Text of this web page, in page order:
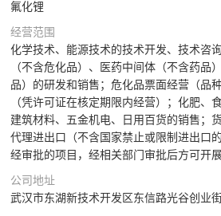
氟化锂
经营范围
化学技术、能源技术的技术开发、技术咨
（不含危化品）、医药中间体（不含药品
品）的研发和销售；危化品票面经营（品
（凭许可证在核定期限内经营）；化肥、
建筑材料、五金机电、日用百货的销售；
代理进出口（不含国家禁止或限制进出口
经审批的项目，经相关部门审批后方可开
公司地址
武汉市东湖新技术开发区东信路光谷创业